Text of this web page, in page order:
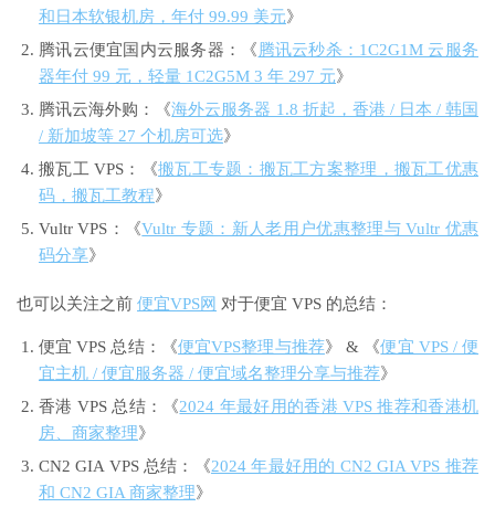
和日本软银机房，年付 99.99 美元》
腾讯云便宜国内云服务器：《 腾讯云秒杀：1C2G1M 云服务
器年付 99 元，轻量 1C2G5M 3 年 297 元》
腾讯云海外购：《海外云服务器 1.8 折起，香港 / 日本 / 韩国
/ 新加坡等 27 个机房可选》
搬瓦工 VPS：《搬瓦工专题：搬瓦工方案整理，搬瓦工优惠
码，搬瓦工教程》
Vultr VPS：《Vultr 专题：新人老用户优惠整理与 Vultr 优惠
码分享》
也可以关注之前 便宜VPS网 对于便宜 VPS 的总结：
便宜 VPS 总结：《便宜VPS整理与推荐》 & 《便宜 VPS / 便
宜主机 / 便宜服务器 / 便宜域名整理分享与推荐》
香港 VPS 总结：《2024 年最好用的香港 VPS 推荐和香港机
房、商家整理》
CN2 GIA VPS 总结：《2024 年最好用的 CN2 GIA VPS 推荐
和 CN2 GIA 商家整理》